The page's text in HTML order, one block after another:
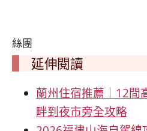
絲團
延伸閱讀
蘭州住宿推薦｜12間
畔到夜市旁全攻略